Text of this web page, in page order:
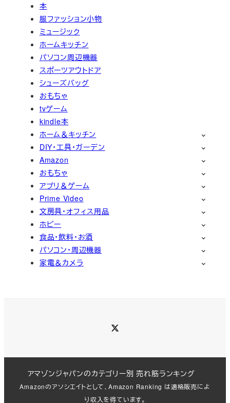
本
服ファッション小物
ミュージック
ホームキッチン
パソコン周辺機器
スポーツアウトドア
シューズバッグ
おもちゃ
tvゲーム
kindle本
ホーム＆キッチン
DIY・工具・ガーデン
Amazon
おもちゃ
アプリ＆ゲーム
Prime Video
文房具・オフィス用品
ホビー
食品・飲料・お酒
パソコン・周辺機器
家電＆カメラ
アマゾンジャパンのカテゴリー別 売れ筋ランキング
Amazonのアソシエイトとして、Amazon Ranking は適格販売によ
り収入を得ています。